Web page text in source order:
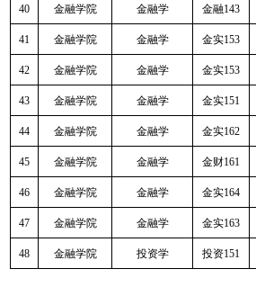
40 金融学院 金融学 金融143
41 金融学院 金融学 金实153
42 金融学院 金融学 金实153
43 金融学院 金融学 金实151
44 金融学院 金融学 金实162
45 金融学院 金融学 金财161
46 金融学院 金融学 金实164
47 金融学院 金融学 金实163
48 金融学院 投资学 投资151